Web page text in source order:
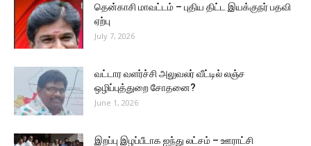
தென்காசி மாவட்டம் – புதிய திட்ட இயக்குநர் பதவி
ஏற்பு
July 7, 2026
வட்டார வளர்ச்சி அலுவலர் வீட்டில் லஞ்ச
ஒழிப்புத்துறை சோதனை?
June 1, 2026
இறப்பு இழப்பீடாக ஐந்து லட்சம் – ஊராட்சி